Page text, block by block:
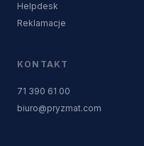
Helpdesk
Reklamacje
KONTAKT
71 390 61 00
biuro@pryzmat.com